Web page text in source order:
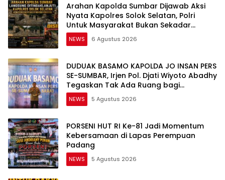
Arahan Kapolda Sumbar Dijawab Aksi
Nyata Kapolres Solok Selatan, Polri
Untuk Masyarakat Bukan Sekadar
Slogan
NEWS 6 Agustus 2026
DUDUAK BASAMO KAPOLDA JO INSAN PERS
SE-SUMBAR, Irjen Pol. Djati Wiyoto Abadhy
Tegaskan Tak Ada Ruang bagi
Pelanggar Hukum di Internal Polri
NEWS 5 Agustus 2026
PORSENI HUT RI Ke-81 Jadi Momentum
Kebersamaan di Lapas Perempuan
Padang
NEWS 5 Agustus 2026